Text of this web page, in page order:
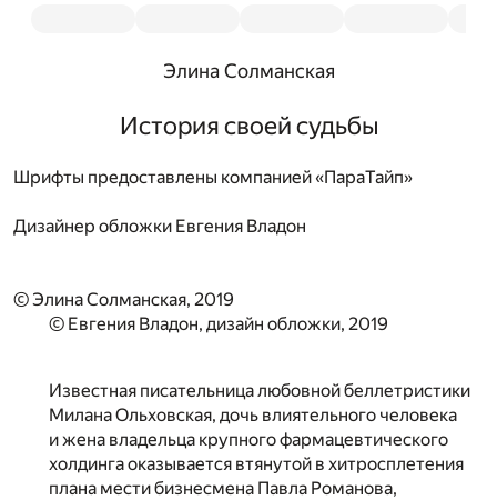
Элина Солманская
История своей судьбы
Шрифты предоставлены компанией «ПараТайп»
Дизайнер обложки Евгения Владон
© Элина Солманская, 2019
© Евгения Владон, дизайн обложки, 2019
Известная писательница любовной беллетристики
Милана Ольховская, дочь влиятельного человека
и жена владельца крупного фармацевтического
холдинга оказывается втянутой в хитросплетения
плана мести бизнесмена Павла Романова,